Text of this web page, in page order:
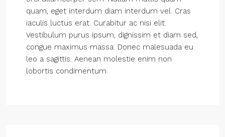
quam, eget interdum diam interdum vel. Cras
iaculis luctus erat. Curabitur ac nisi elit.
Vestibulum purus ipsum, dignissim et diam sed,
congue maximus massa. Donec malesuada eu
leo a sagittis. Aenean molestie enim non
lobortis condimentum.